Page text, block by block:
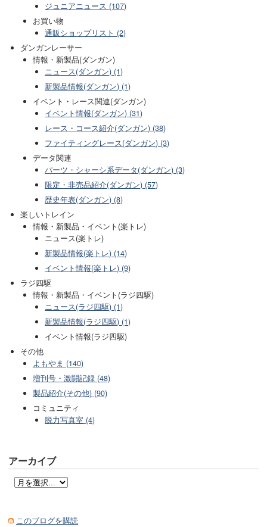
ジュニアニュース (107)
お買い物
通販ショップリスト (2)
ダンガンレーサー
情報・新製品(ダンガン)
ニュース(ダンガン) (1)
新製品情報(ダンガン) (1)
イベント・レース関連(ダンガン)
イベント情報(ダンガン) (31)
レース・コース紹介(ダンガン) (38)
ファイティングレース(ダンガン) (3)
データ関連
パーツ・シャーシ系データ(ダンガン) (3)
限定・非売品紹介(ダンガン) (57)
歴史年表(ダンガン) (8)
楽しいトレイン
情報・新製品・イベント(楽トレ)
ニュース(楽トレ)
新製品情報(楽トレ) (14)
イベント情報(楽トレ) (9)
ラジ四駆
情報・新製品・イベント(ラジ四駆)
ニュース(ラジ四駆) (1)
新製品情報(ラジ四駆) (1)
イベント情報(ラジ四駆)
その他
よもやま (140)
増刊号・激闘記録 (48)
製品紹介(その他) (90)
コミュニティ
脱力写真室 (4)
アーカイブ
このブログを購読